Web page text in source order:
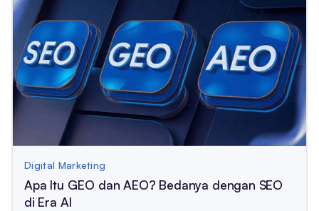
Digital Marketing
Apa Itu GEO dan AEO? Bedanya dengan SEO
di Era AI